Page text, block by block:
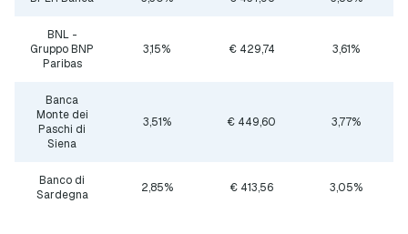
BNL -
Gruppo BNP
Paribas
3,15% € 429,74 3,61%
Banca
Monte dei
Paschi di
Siena
3,51% € 449,60 3,77%
Banco di
Sardegna
2,85% € 413,56 3,05%